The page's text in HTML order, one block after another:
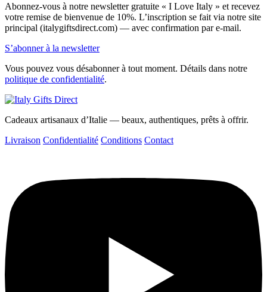
Abonnez-vous à notre newsletter gratuite « I Love Italy » et recevez
votre remise de bienvenue de 10%. L’inscription se fait via notre site
principal (italygiftsdirect.com) — avec confirmation par e-mail.
S’abonner à la newsletter
Vous pouvez vous désabonner à tout moment. Détails dans notre
politique de confidentialité.
Cadeaux artisanaux d’Italie — beaux, authentiques, prêts à offrir.
Livraison Confidentialité Conditions Contact